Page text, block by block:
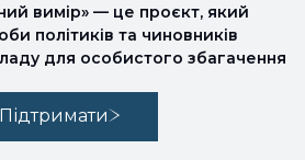
вимір» — це проєкт, який
політиків та чиновників
для особистого збагачення
Підтримати